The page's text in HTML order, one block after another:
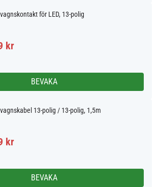
för LED, 13-polig
kr
BEVAKA
13-polig / 13-polig, 1,5m
kr
BEVAKA